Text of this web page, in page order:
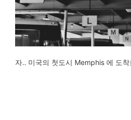
자.. 미국의 첫도시 Memphis 에 도